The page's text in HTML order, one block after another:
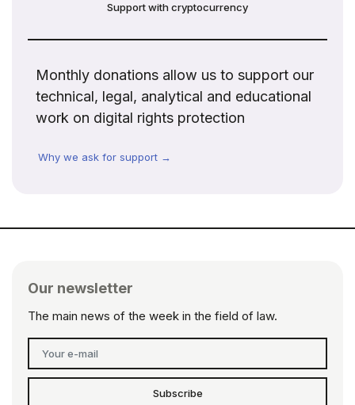
Support with cryptocurrency
Monthly donations allow us to support our
technical, legal, analytical and educational
work on digital rights protection
Why we ask for support →
Our newsletter
The main news of the week in the field of law.
Subscribe